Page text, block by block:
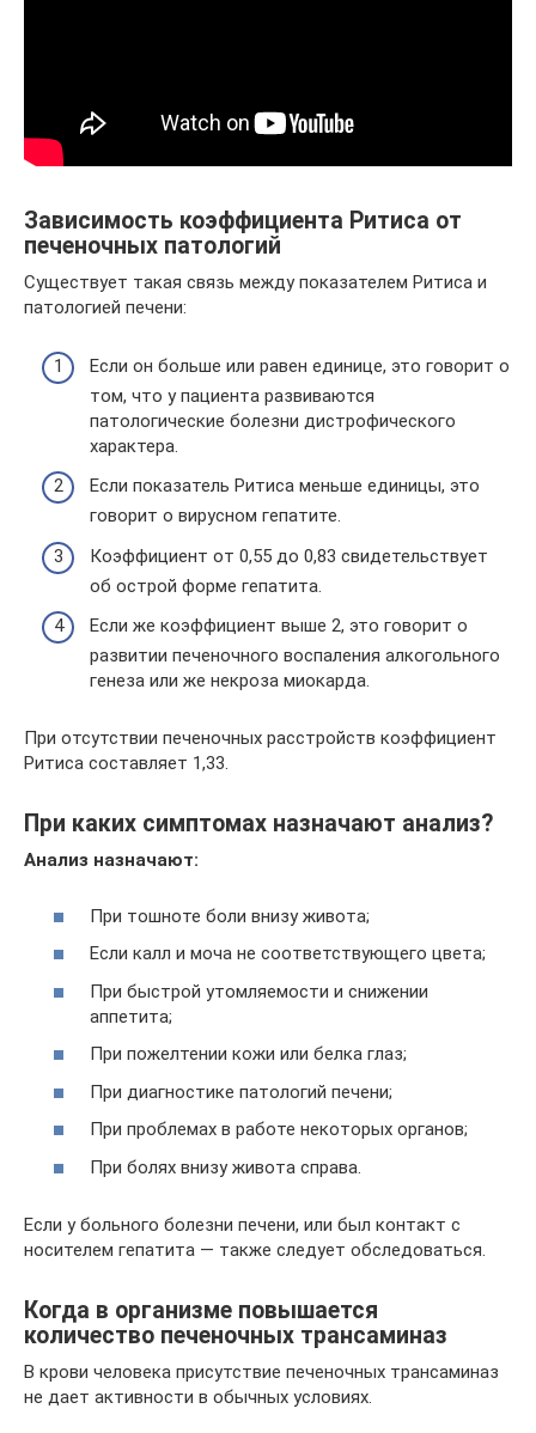
Зависимость коэффициента Ритиса от
печеночных патологий
Существует такая связь между показателем Ритиса и
патологией печени:
Если он больше или равен единице, это говорит о
том, что у пациента развиваются
патологические болезни дистрофического
характера.
Если показатель Ритиса меньше единицы, это
говорит о вирусном гепатите.
Коэффициент от 0,55 до 0,83 свидетельствует
об острой форме гепатита.
Если же коэффициент выше 2, это говорит о
развитии печеночного воспаления алкогольного
генеза или же некроза миокарда.
При отсутствии печеночных расстройств коэффициент
Ритиса составляет 1,33.
При каких симптомах назначают анализ?
Анализ назначают:
При тошноте боли внизу живота;
Если калл и моча не соответствующего цвета;
При быстрой утомляемости и снижении
аппетита;
При пожелтении кожи или белка глаз;
При диагностике патологий печени;
При проблемах в работе некоторых органов;
При болях внизу живота справа.
Если у больного болезни печени, или был контакт с
носителем гепатита — также следует обследоваться.
Когда в организме повышается
количество печеночных трансаминаз
В крови человека присутствие печеночных трансаминаз
не дает активности в обычных условиях.